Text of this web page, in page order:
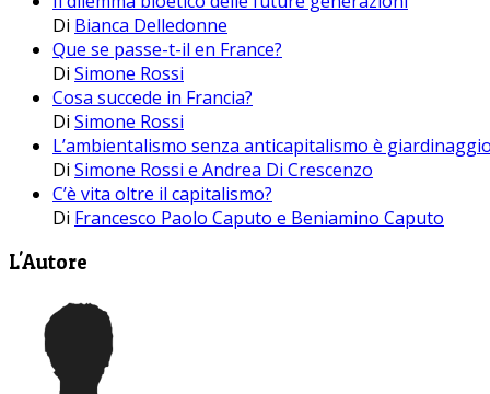
Di Bianca Delledonne
Que se passe-t-il en France?
Di Simone Rossi
Cosa succede in Francia?
Di Simone Rossi
L’ambientalismo senza anticapitalismo è
Di Simone Rossi e Andrea Di Crescenzo
C’è vita oltre il capitalismo?
Di Francesco Paolo Caputo e Beniamino Caputo
L'Autore